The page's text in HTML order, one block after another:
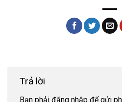
Trả lời
Bạn phải đăng nhập để gửi